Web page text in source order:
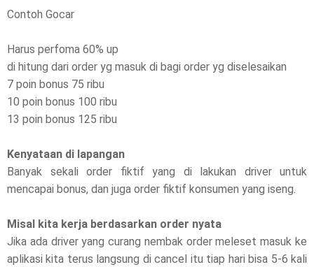
Contoh Gocar
Harus perfoma 60% up
di hitung dari order yg masuk di bagi order yg diselesaikan
7 poin bonus 75 ribu
10 poin bonus 100 ribu
13 poin bonus 125 ribu
Kenyataan di lapangan
Banyak sekali order fiktif yang di lakukan driver untuk
mencapai bonus, dan juga order fiktif konsumen yang iseng.
Misal kita kerja berdasarkan order nyata
Jika ada driver yang curang nembak order meleset masuk ke
aplikasi kita terus langsung di cancel itu tiap hari bisa 5-6 kali